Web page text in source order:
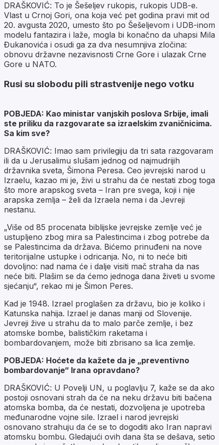
DRAŠKOVIĆ: To je Šešeljev rukopis, rukopis UDB-e.
Vlast u Crnoj Gori, ona koja već pet godina pravi mit od
20. avgusta 2020, umesto što po Šešeljevom i UDB-inom
modelu fantazira i laže, mogla bi konačno da uhapsi Mila
Đukanovića i osudi ga za dva nesumnjiva zločina:
obnovu državne nezavisnosti Crne Gore i ulazak Crne
Gore u NATO.
Rusi su slobodu pili strastvenije nego votku
POBJEDA: Kao ministar vanjskih poslova Srbije, imali
ste priliku da razgovarate sa izraelskim zvaničnicima.
Sa kim sve?
DRAŠKOVIĆ: Imao sam privilegiju da tri sata razgovaram
ili da u Jerusalimu slušam jednog od najmudrijih
državnika sveta, Šimona Peresa. Ceo jevrejski narod u
Izraelu, kazao mi je, živi u strahu da će nestati zbog toga
što more arapskog sveta – Iran pre svega, koji i nije
arapska zemlja – želi da Izraela nema i da Jevreji
nestanu.
„Više od 85 procenata biblijske jevrejske zemlje već je
ustupljeno zbog mira sa Palestincima i zbog potrebe da
se Palestincima da država. Bićemo prinuđeni na nove
teritorijalne ustupke i odricanja. No, ni to neće biti
dovoljno: nad nama će i dalje visiti mač straha da nas
neće biti. Plašim se da ćemo jednoga dana živeti u svome
sjećanju“, rekao mi je Šimon Peres.
Kad je 1948. Izrael proglašen za državu, bio je koliko i
Katunska nahija. Izrael je danas manji od Slovenije.
Jevreji žive u strahu da to malo parče zemlje, i bez
atomske bombe, balističkim raketama i
bombardovanjem, može biti zbrisano sa lica zemlje.
POBJEDA: Hoćete da kažete da je „preventivno
bombardovanje“ Irana opravdano?
DRAŠKOVIĆ: U Povelji UN, u poglavlju 7, kaže se da ako
postoji osnovani strah da će na neku državu biti bačena
atomska bomba, da će nestati, dozvoljena je upotreba
međunarodne vojne sile. Izrael i narod jevrejski
osnovano strahuju da će se to dogoditi ako Iran napravi
atomsku bombu. Gledajući ovih dana šta se dešava, setio